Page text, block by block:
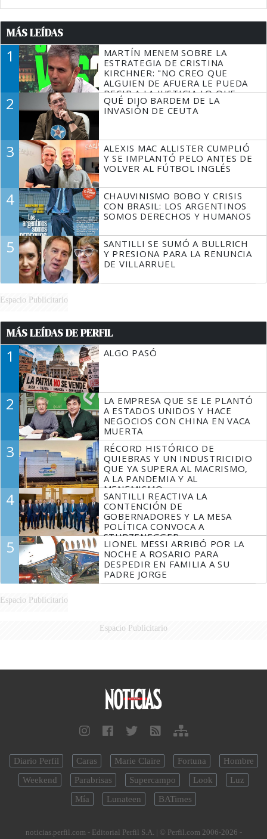
MÁS LEÍDAS
1
MARTÍN MENEM SOBRE LA
ESTRATEGIA DE CRISTINA
KIRCHNER: "NO CREO QUE
ALGUIEN DE AFUERA LE PUEDA
DECIR A LA JUSTICIA LO QUE
TIENE QUE HACER"
2
QUÉ DIJO BARDEM DE LA
INVASIÓN DE CEUTA
3
ALEXIS MAC ALLISTER CUMPLIÓ
Y SE IMPLANTÓ PELO ANTES DE
VOLVER AL FÚTBOL INGLÉS
4
CHAUVINISMO BOBO Y CRISIS
CON BRASIL: LOS ARGENTINOS
SOMOS DERECHOS Y HUMANOS
5
SANTILLI SE SUMÓ A BULLRICH
Y PRESIONA PARA LA RENUNCIA
DE VILLARRUEL
Espacio Publicitario
MÁS LEÍDAS DE PERFIL
1 ALGO PASÓ
2
LA EMPRESA QUE SE LE PLANTÓ
A ESTADOS UNIDOS Y HACE
NEGOCIOS CON CHINA EN VACA
MUERTA
3
RÉCORD HISTÓRICO DE
QUIEBRAS Y UN INDUSTRICIDIO
QUE YA SUPERA AL MACRISMO,
A LA PANDEMIA Y AL
MENEMISMO
4
SANTILLI REACTIVA LA
CONTENCIÓN DE
GOBERNADORES Y LA MESA
POLÍTICA CONVOCA A
STURZENEGGER
5
LIONEL MESSI ARRIBÓ POR LA
NOCHE A ROSARIO PARA
DESPEDIR EN FAMILIA A SU
PADRE JORGE
Espacio Publicitario
Espacio Publicitario
Diario Perfil Caras Marie Claire Fortuna
Hombre
Weekend
Parabrisas Supercampo Look
Luz
Mía
Lunateen BATimes
noticias.perfil.com - Editorial Perfil S.A. | © Perfil.com 2006-2026 -